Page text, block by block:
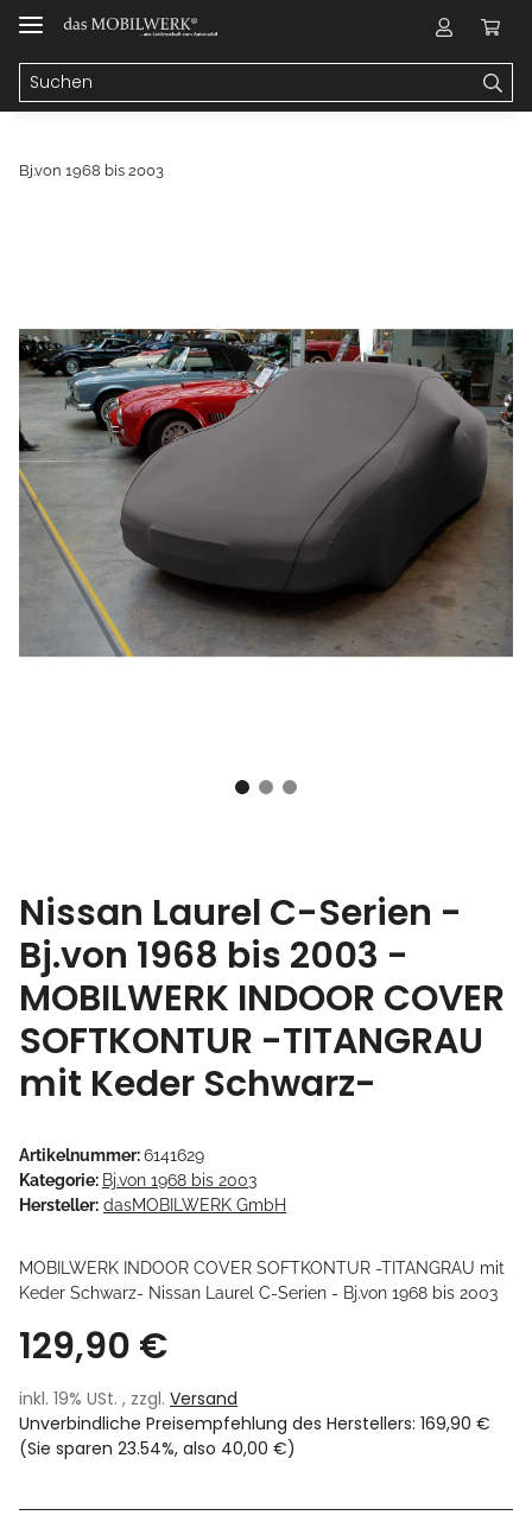
Bj.von 1968 bis 2003
Nissan Laurel C-Serien -
Bj.von 1968 bis 2003 -
MOBILWERK INDOOR COVER
SOFTKONTUR -TITANGRAU
mit Keder Schwarz-
Artikelnummer:6141629
Kategorie: Bj.von 1968 bis 2003
Hersteller: dasMOBILWERK GmbH
MOBILWERK INDOOR COVER SOFTKONTUR -TITANGRAU mit
Keder Schwarz- Nissan Laurel C-Serien - Bj.von 1968 bis 2003
129,90 €
inkl. 19% USt. , zzgl. Versand
Unverbindliche Preisempfehlung des Herstellers: 169,90 €
(Sie sparen 23.54%, also 40,00 €)